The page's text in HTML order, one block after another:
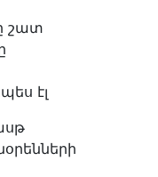
շատ
էլ